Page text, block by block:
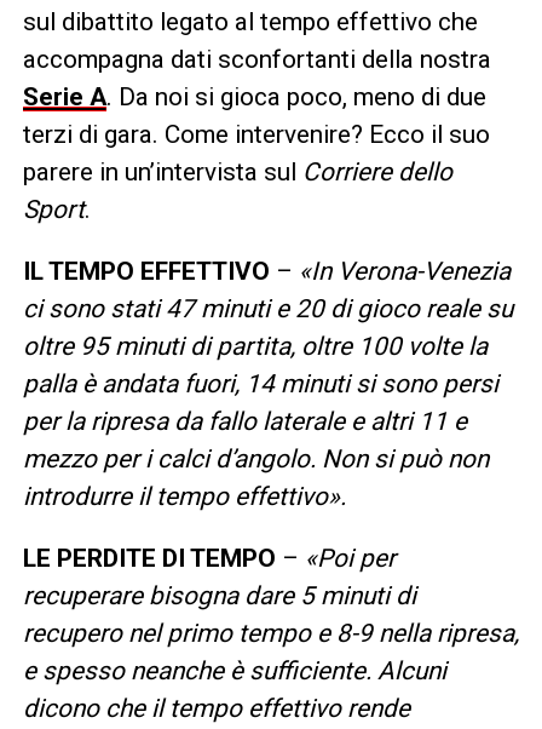
sul dibattito legato al tempo effettivo che
accompagna dati sconfortanti della nostra
Serie A. Da noi si gioca poco, meno di due
terzi di gara. Come intervenire? Ecco il suo
parere in un’intervista sul Corriere dello
Sport.
IL TEMPO EFFETTIVO – «In Verona-Venezia
ci sono stati 47 minuti e 20 di gioco reale su
oltre 95 minuti di partita, oltre 100 volte la
palla è andata fuori, 14 minuti si sono persi
per la ripresa da fallo laterale e altri 11 e
mezzo per i calci d’angolo. Non si può non
introdurre il tempo effettivo».
LE PERDITE DI TEMPO – «Poi per
recuperare bisogna dare 5 minuti di
recupero nel primo tempo e 8-9 nella ripresa,
e spesso neanche è sufficiente. Alcuni
dicono che il tempo effettivo rende